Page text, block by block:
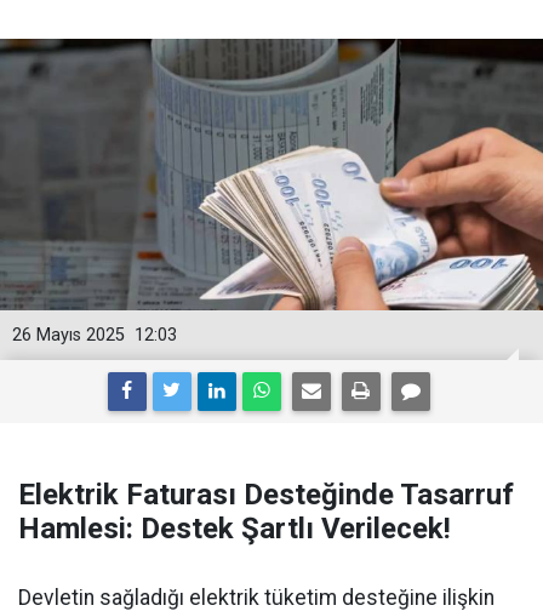
12:03
26 Mayıs 2025
Elektrik Faturası Desteğinde Tasarruf
Hamlesi: Destek Şartlı Verilecek!
Devletin sağladığı elektrik tüketim desteğine ilişkin